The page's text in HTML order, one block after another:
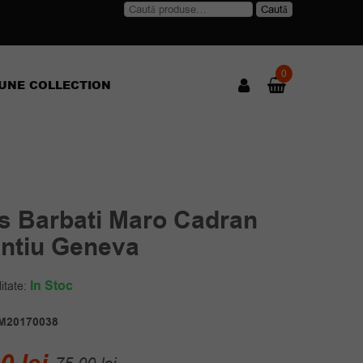
Caută
Caută
COLLECTION
0
Barbati Maro Cadran
Geneva
In Stoc